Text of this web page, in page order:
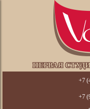
ПЕРВАЯ
+7
+7